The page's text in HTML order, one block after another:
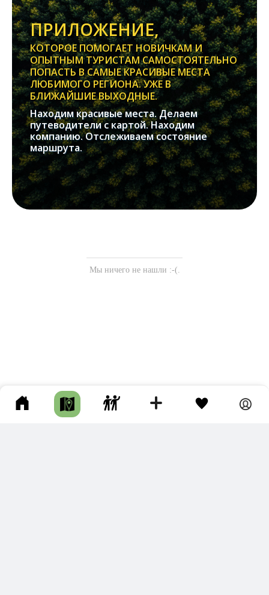
ПРИЛОЖЕНИЕ,
КОТОРОЕ ПОМОГАЕТ НОВИЧКАМ И
ОПЫТНЫМ ТУРИСТАМ САМОСТОЯТЕЛЬНО
ПОПАСТЬ В САМЫЕ КРАСИВЫЕ МЕСТА
ЛЮБИМОГО РЕГИОНА. УЖЕ В
БЛИЖАЙШИЕ ВЫХОДНЫЕ.
Находим красивые места. Делаем
путеводители с картой. Находим
компанию. Отслеживаем состояние
маршрута.
Мы ничего не нашли :-(.